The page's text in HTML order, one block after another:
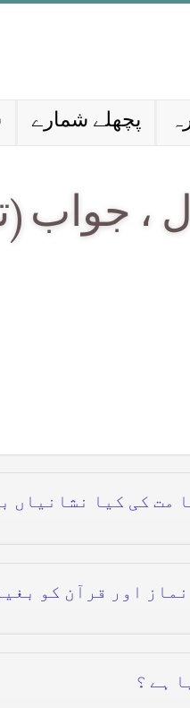
پچھلے شمارے
، جواب
مت کی کیا نشانیاں
اور قرآن کو
ہے ؟